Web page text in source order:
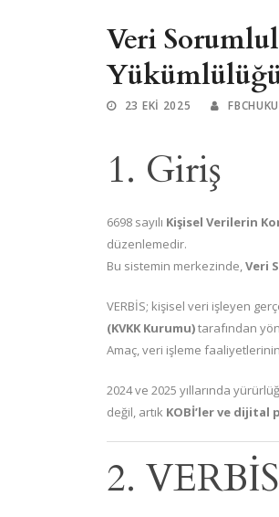
Veri
23 EKI 2025
1. Giriş
6698 sayılı Kişisel Verilerin
düzenlemedir.
Bu sistemin merkezinde,Veri
VERBİS; kişisel veri işleyen
(KVKK Kurumu)tarafından
Amaç, veri işleme faaliyetlerinin
2024 ve 2025 yıllarında
değil, artık KOBİ’ler ve
2.